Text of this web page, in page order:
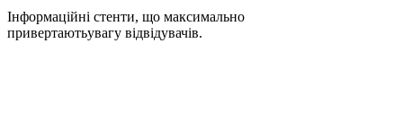
Інформаційні стенти, що максимально
привертаютьувагу відвідувачів.